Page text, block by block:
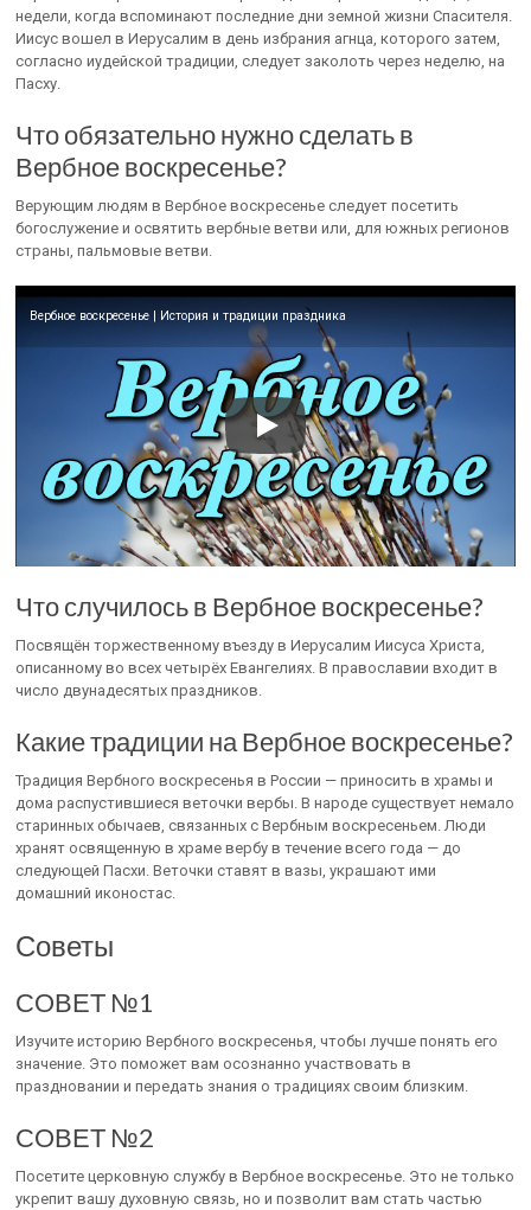
недели, когда вспоминают последние дни земной жизни Спасителя.
Иисус вошел в Иерусалим в день избрания агнца, которого затем,
согласно иудейской традиции, следует заколоть через неделю, на
Пасху.
Что обязательно нужно сделать в
Вербное воскресенье?
Верующим людям в Вербное воскресенье следует посетить
богослужение и освятить вербные ветви или, для южных регионов
страны, пальмовые ветви.
Вербное воскресенье | История и традиции праздника
Что случилось в Вербное воскресенье?
Посвящён торжественному въезду в Иерусалим Иисуса Христа,
описанному во всех четырёх Евангелиях. В православии входит в
число двунадесятых праздников.
Какие традиции на Вербное воскресенье?
Традиция Вербного воскресенья в России — приносить в храмы и
дома распустившиеся веточки вербы. В народе существует немало
старинных обычаев, связанных с Вербным воскресеньем. Люди
хранят освященную в храме вербу в течение всего года — до
следующей Пасхи. Веточки ставят в вазы, украшают ими
домашний иконостас.
Советы
СОВЕТ №1
Изучите историю Вербного воскресенья, чтобы лучше понять его
значение. Это поможет вам осознанно участвовать в
праздновании и передать знания о традициях своим близким.
СОВЕТ №2
Посетите церковную службу в Вербное воскресенье. Это не только
укрепит вашу духовную связь, но и позволит вам стать частью